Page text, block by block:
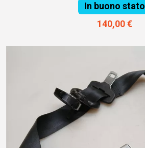
In buono stato
140,00 €